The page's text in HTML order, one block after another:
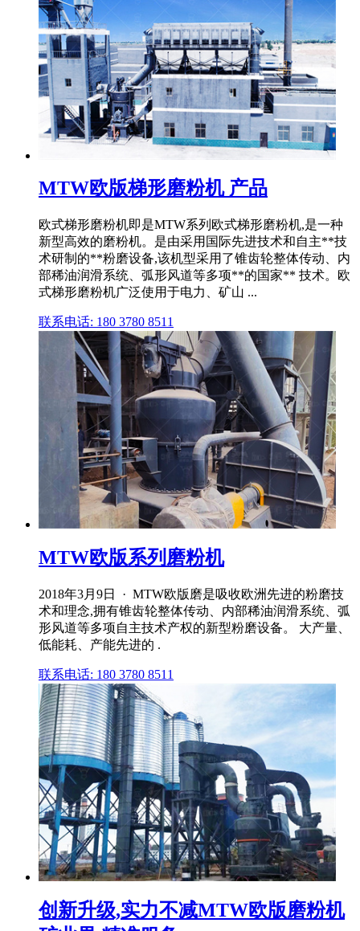
MTW欧版梯形磨粉机 产品
欧式梯形磨粉机即是MTW系列欧式梯形磨粉机,是一种
新型高效的磨粉机。是由采用国际先进技术和自主**技
术研制的**粉磨设备,该机型采用了锥齿轮整体传动、内
部稀油润滑系统、弧形风道等多项**的国家** 技术。欧
式梯形磨粉机广泛使用于电力、矿山 ...
联系电话: 180 3780 8511
MTW欧版系列磨粉机
2018年3月9日 · MTW欧版磨是吸收欧洲先进的粉磨技
术和理念,拥有锥齿轮整体传动、内部稀油润滑系统、弧
形风道等多项自主技术产权的新型粉磨设备。 大产量、
低能耗、产能先进的 .
联系电话: 180 3780 8511
创新升级,实力不减MTW欧版磨粉机